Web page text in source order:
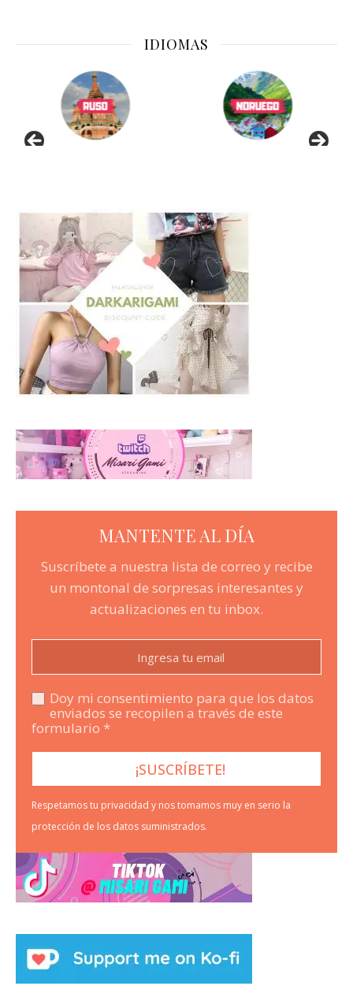
IDIOMAS
MANTENTE AL DÍA
Suscríbete a nuestra lista de correo y recibe
un montonal de sorpresas interesantes y
actualizaciones en tu inbox.
Doy mi consentimiento para que los datos
enviados se recopilen a través de este
formulario *
Respetamos tu privacidad y nos tomamos muy en serio la
protección de los datos suministrados.